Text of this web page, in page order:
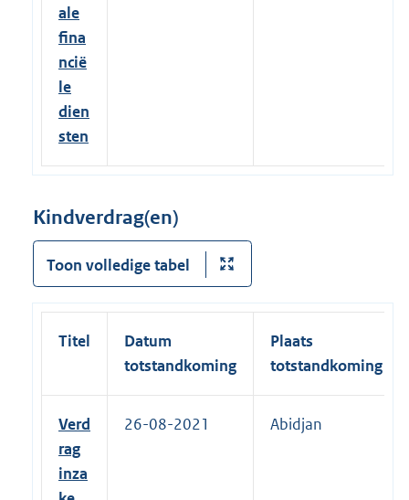
ale
fina
ncië
le
dien
sten
Kindverdrag(en)
Toon volledige tabel
Titel
Datum
totstandkoming
Plaats
totstandkoming
Verd
rag
inza
26-08-2021 Abidjan